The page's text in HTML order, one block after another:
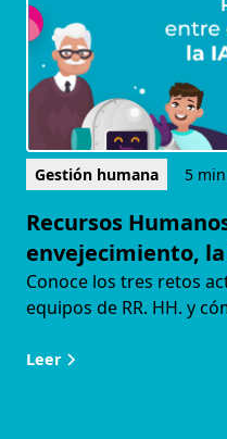
Gestión humana 5
Recursos
envejecimiento,
Conoce los tres retos
equipos de RR. HH. y
Leer